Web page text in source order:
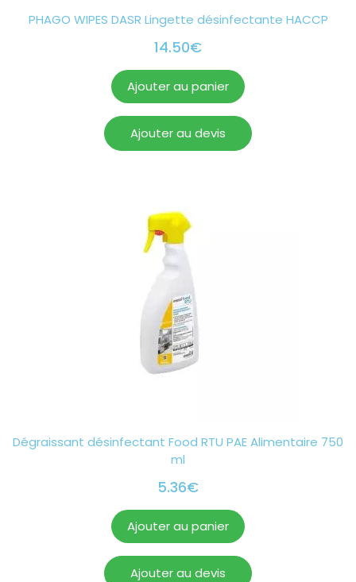
PHAGO WIPES DASR Lingette désinfectante HACCP
14.50€
Ajouter au panier
Ajouter au devis
Dégraissant désinfectant Food RTU PAE Alimentaire 750
ml
5.36€
Ajouter au panier
Ajouter au devis